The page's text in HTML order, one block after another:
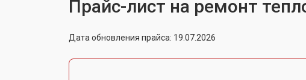
Прайс-лист на ремонт
Дата обновления прайса: 19.07.2026